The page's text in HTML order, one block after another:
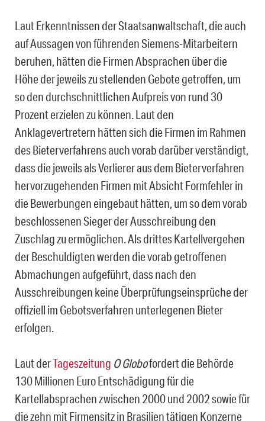
Laut Erkenntnissen der Staatsanwaltschaft, die auch
auf Aussagen von führenden Siemens-Mitarbeitern
beruhen, hätten die Firmen Absprachen über die
Höhe der jeweils zu stellenden Gebote getroffen, um
so den durchschnittlichen Aufpreis von rund 30
Prozent erzielen zu können. Laut den
Anklagevertretern hätten sich die Firmen im Rahmen
des Bieterverfahrens auch vorab darüber verständigt,
dass die jeweils als Verlierer aus dem Bieterverfahren
hervorzugehenden Firmen mit Absicht Formfehler in
die Bewerbungen eingebaut hätten, um so dem vorab
beschlossenen Sieger der Ausschreibung den
Zuschlag zu ermöglichen. Als drittes Kartellvergehen
der Beschuldigten werden die vorab getroffenen
Abmachungen aufgeführt, dass nach den
Ausschreibungen keine Überprüfungseinsprüche der
offiziell im Gebotsverfahren unterlegenen Bieter
erfolgen.
Laut derTageszeitung O Globofordert die Behörde
130 Millionen Euro Entschädigung für die
Kartellabsprachen zwischen 2000 und 2002 sowie für
die zehn mit Firmensitz in Brasilien tätigen Konzerne